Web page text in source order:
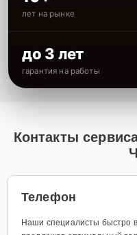
лет на рынке
до 3 лет
гарантия на работы
Контакты
Телефон
Наши специалисты быстро